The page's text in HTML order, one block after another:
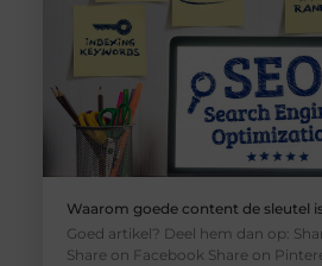
Waarom goede content de sleutel
Goed artikel? Deel hem dan op:
Share on Facebook Share on